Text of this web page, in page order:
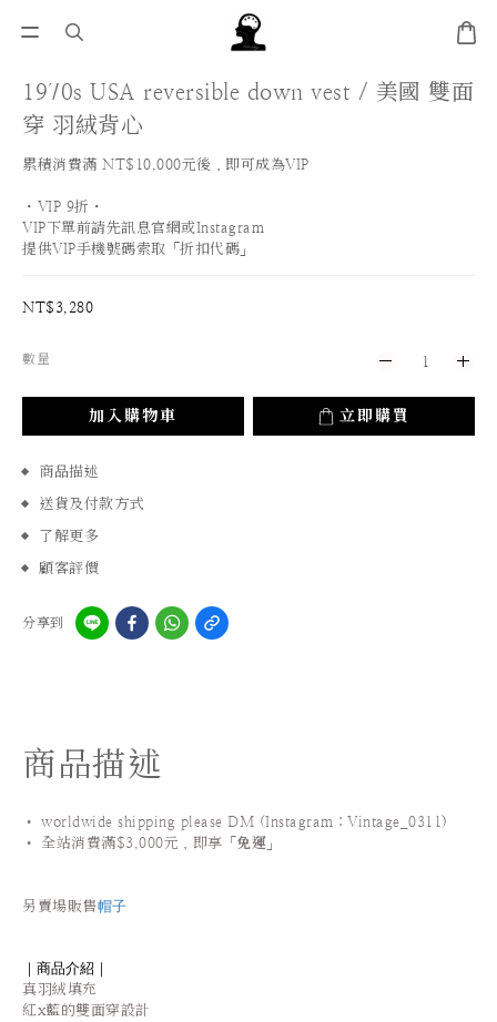
1970s USA reversible down vest / 美國 雙面
穿 羽絨背心
累積消費滿 NT$10,000元後，即可成為VIP
・VIP 9折・
VIP下單前請先訊息官網或Instagram
提供VIP手機號碼索取「折扣代碼」
NT$3,280
數量
加入購物車 立即購買
商品描述
送貨及付款方式
了解更多
顧客評價
分享到
商品描述
• worldwide shipping please DM (Instagram：Vintage_0311)
• 全站消費滿$3,000元，即享「 免運 」
另賣場販售帽子
｜商品介紹｜
真羽絨填充
紅x藍的雙面穿設計